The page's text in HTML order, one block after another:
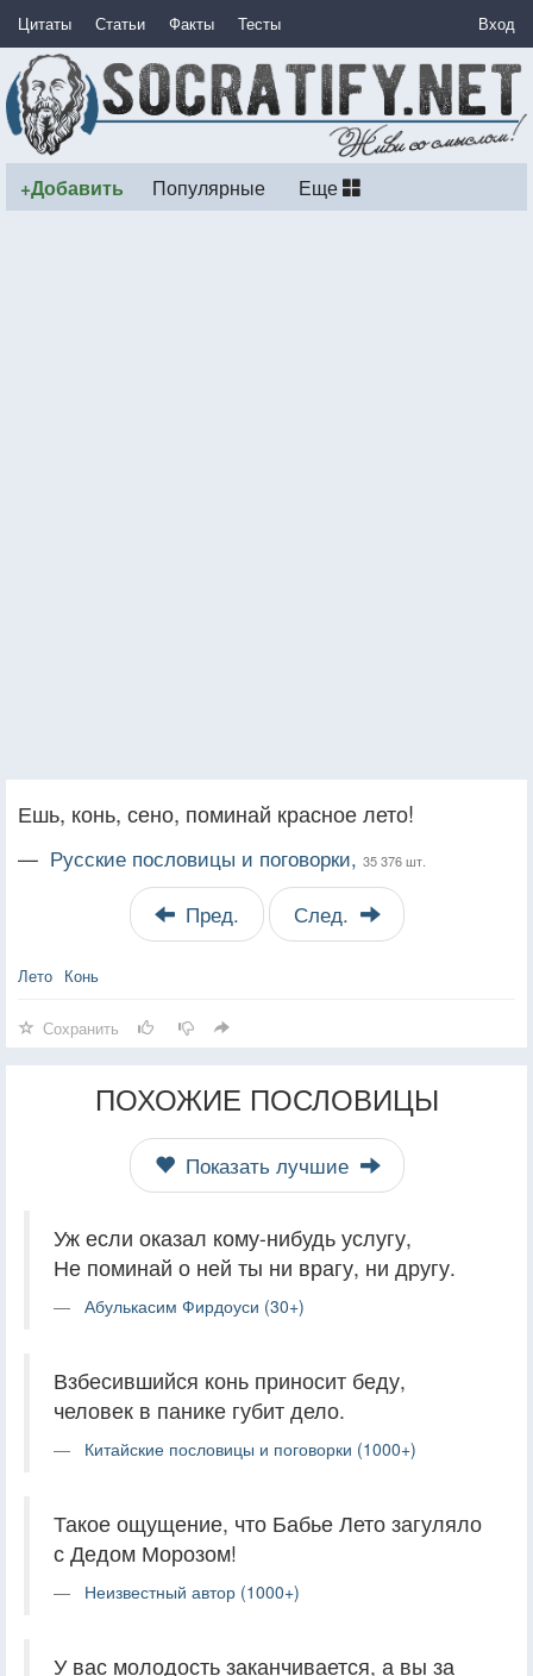
Цитаты Статьи Факты Тесты Вход
+Добавить Популярные Еще
Ешь, конь, сено, поминай красное лето!
— Русские пословицы и поговорки, 35 376 шт.
Пред. След.
Лето Конь
Сохранить
ПОХОЖИЕ ПОСЛОВИЦЫ
Показать лучшие
Уж если оказал кому-нибудь услугу,
Не поминай о ней ты ни врагу, ни другу.
Абулькасим Фирдоуси (30+)
Взбесившийся конь приносит беду,
человек в панике губит дело.
Китайские пословицы и поговорки (1000+)
Такое ощущение, что Бабье Лето загуляло
с Дедом Морозом!
Неизвестный автор (1000+)
У вас молодость заканчивается, а вы за